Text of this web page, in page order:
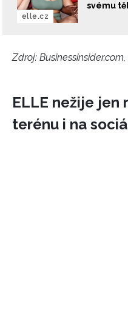
svému
elle.cz
Zdroj:
ELLE nežije jen
terénu i na